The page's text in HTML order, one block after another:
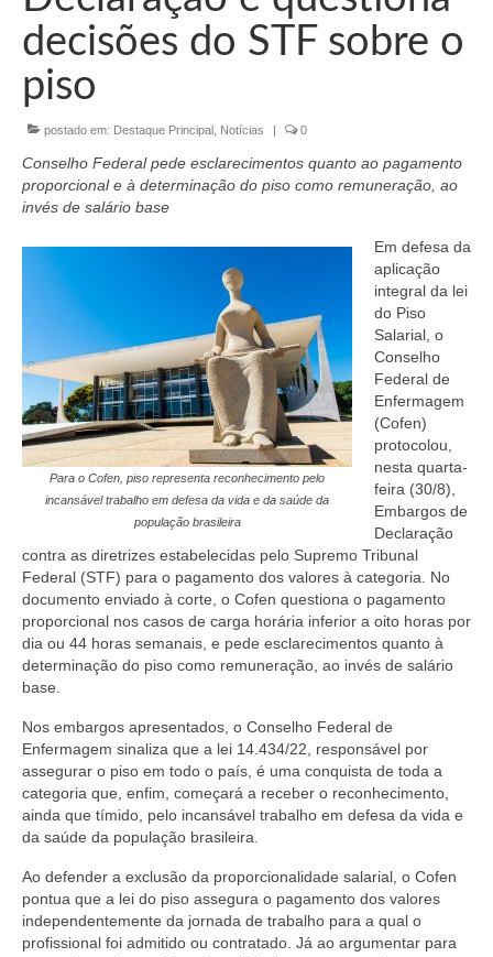
Conselheiros e Diretoria
Carta de Serviços ao Cidadão
Governança
Eleições Triênio 2027-2029
Eleições 2023
Eleições Anteriores
Agenda do presidente
Editais e licitação
Fiscalização
Responsabilidade Técnica
Legislações
Decisões
Portarias
Resoluções
Processos Éticos
Censura Pública
decisões do STF sobre o
piso
postado em: Destaque Principal Notícias | 0
Conselho Federal pede esclarecimentos quanto ao pagamento
proporcional e à determinação do piso como remuneração, ao
invés de salário base
Para o Cofen, piso representa reconhecimento pelo
incansável trabalho em defesa da vida e da saúde da
população brasileira
Em defesa da
aplicação
integral da lei
do Piso
Salarial, o
Conselho
Federal de
Enfermagem
(Cofen)
protocolou,
nesta quarta-
feira (30/8),
Embargos de
Declaração
contra as diretrizes estabelecidas pelo Supremo Tribunal
Federal (STF) para o pagamento dos valores à categoria. No
documento enviado à corte, o Cofen questiona o pagamento
proporcional nos casos de carga horária inferior a oito horas por
dia ou 44 horas semanais, e pede esclarecimentos quanto à
determinação do piso como remuneração, ao invés de salário
base.
Nos embargos apresentados, o Conselho Federal de
Enfermagem sinaliza que a lei 14.434/22, responsável por
assegurar o piso em todo o país, é uma conquista de toda a
categoria que, enfim, começará a receber o reconhecimento,
ainda que tímido, pelo incansável trabalho em defesa da vida e
da saúde da população brasileira.
Ao defender a exclusão da proporcionalidade salarial, o Cofen
pontua que a lei do piso assegura o pagamento dos valores
independentemente da jornada de trabalho para a qual o
profissional foi admitido ou contratado. Já ao argumentar para